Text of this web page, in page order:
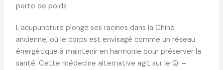
perte de poids
L’acupuncture plonge ses racines dans la Chine
ancienne, où le corps est envisagé comme un réseau
énergétique à maintenir en harmonie pour préserver la
santé. Cette médecine alternative agit sur le Qi –